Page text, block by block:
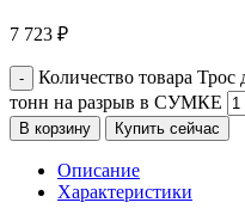
7 723 ₽
Количество товара Трос
тонн на разрыв в СУМКЕ
В корзину Купить сейчас
Описание
Характеристики